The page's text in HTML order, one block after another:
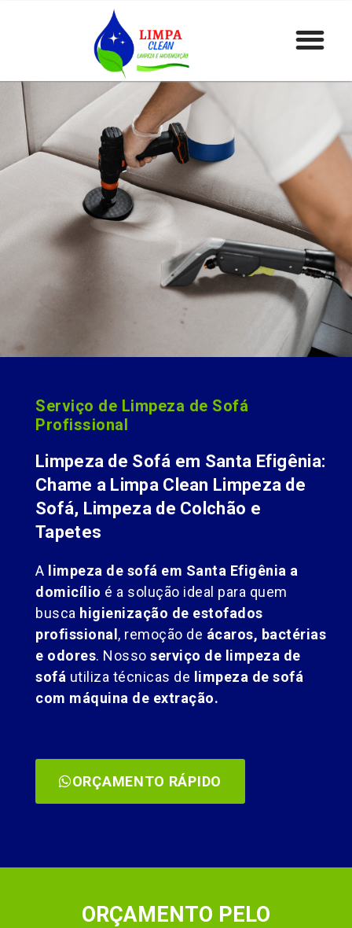
Serviço de Limpeza de Sofá
Profissional
Limpeza de Sofá em Santa Efigênia:
Chame a Limpa Clean Limpeza de
Sofá, Limpeza de Colchão e
Tapetes
A limpeza de sofá em Santa Efigênia a
domicílio é a solução ideal para quem
busca higienização de estofados
profissional, remoção de ácaros, bactérias
e odores. Nosso serviço de limpeza de
sofá utiliza técnicas de limpeza de sofá
com máquina de extração.
ORÇAMENTO RÁPIDO
ORÇAMENTO PELO